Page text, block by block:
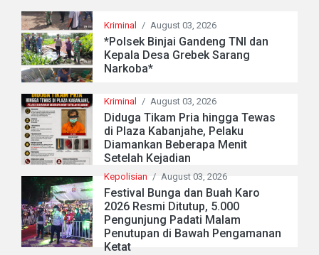
Kriminal / August 03, 2026
*Polsek Binjai Gandeng TNI dan
Kepala Desa Grebek Sarang
Narkoba*
Kriminal / August 03, 2026
Diduga Tikam Pria hingga Tewas
di Plaza Kabanjahe, Pelaku
Diamankan Beberapa Menit
Setelah Kejadian
Kepolisian / August 03, 2026
Festival Bunga dan Buah Karo
2026 Resmi Ditutup, 5.000
Pengunjung Padati Malam
Penutupan di Bawah Pengamanan
Ketat